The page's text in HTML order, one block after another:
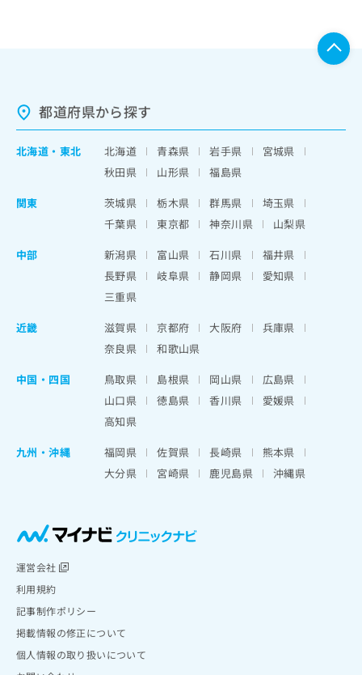
都道府県から探す
北海道 ・ 東北 北海道 青森県 岩手県
宮城県
秋田県
山形県
福島県
関東
茨城県 栃木県 群馬県
埼玉県
千葉県
東京都 神奈川県
山梨県
中部
新潟県 富山県 石川県
福井県
長野県
岐阜県 静岡県
愛知県
三重県
近畿
滋賀県 京都府 大阪府
兵庫県
奈良県
和歌山県
中国・四国
鳥取県 島根県 岡山県
広島県
山口県
徳島県 香川県
愛媛県
高知県
九州・沖縄
福岡県 佐賀県 長崎県
熊本県
大分県
宮崎県 鹿児島県 沖縄県
運営会社
利用規約
記事制作ポリシー
掲載情報の修正について
個人情報の取り扱いについて